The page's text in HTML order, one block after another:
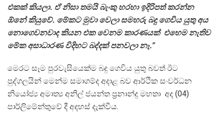
එකක් කියලා. ඒ නිසා තමයි බැංකු හරහා ඉදිරිපත් කරන්න
ඕනේ කියුවේ. මේකට මුවා වෙලා සමහරු බදු ගෙවිය යුතු අය
නොගෙවනවාද කියන එක වෙනම කාරණයක් එහෙම නැතිව
මේක අසාධාරණ විදිහට බද්දක් පනවලා නෑ.”
මෙරට සෑම පුරවැසියෙක්ම බදු ගෙවිය යුතු බවත් ඊට
පුද්ගලයින් මෙන්ම සමාගම්ද අදාළ බව ආර්ථික සංවර්ධන
නියෝජ්‍ය අමාත්‍ය අනිල් ජයන්ත ප්‍රනාන්දු මහතා අද (04)
පාර්ලිමේන්තුවේ දී අදහස් දැක්වීය.